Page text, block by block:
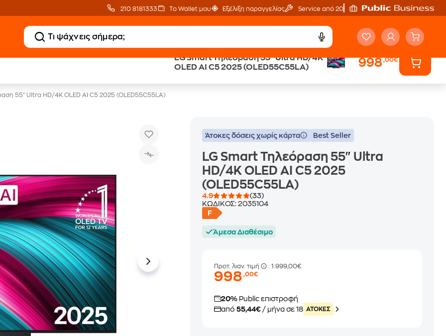
210 8181333 Το Wallet μου Εξέλιξη παραγγελίας Service από 20'
LG Smart Τηλεόραση 55" Ultra HD/4K
OLED AI C5 2025 (OLED55C55LA)
998,00€
Εγγύηση Άτοκες Δόσεις
55" Ultra HD/4K OLED AI C5 2025 (OLED55C55LA)
Άτοκες δόσεις χωρίς κάρτα Best Seller
LG Smart Τηλεόραση 55" Ultra
HD/4K OLED AI C5 2025
(OLED55C55LA)
4.9
(33)
ΚΩΔΙΚΟΣ:2035104
Άμεσα Διαθέσιμο
Προτ. λιαν. τιμή : 1.999,00€
998,00€
20% Public επιστροφή
από55,44€ / μήνα σε 18 ATOKEΣ